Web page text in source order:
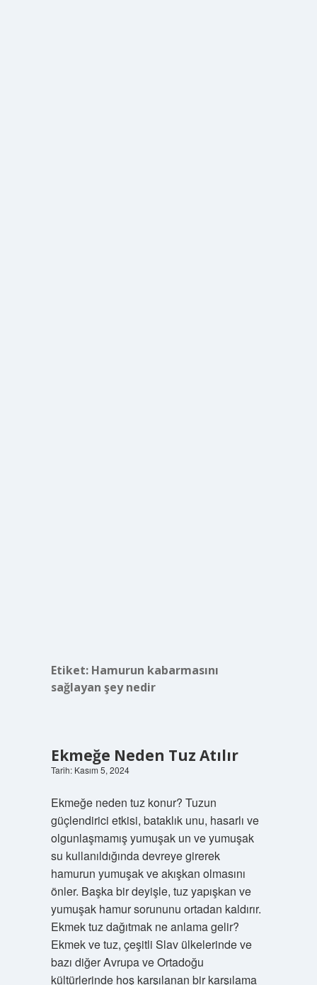
Etiket: Hamurun kabarmasını
sağlayan şey nedir
Ekmeğe Neden Tuz Atılır
Tarih: Kasım 5, 2024
Ekmeğe neden tuz konur? Tuzun
güçlendirici etkisi, bataklık unu, hasarlı ve
olgunlaşmamış yumuşak un ve yumuşak
su kullanıldığında devreye girerek
hamurun yumuşak ve akışkan olmasını
önler. Başka bir deyişle, tuz yapışkan ve
yumuşak hamur sorununu ortadan kaldırır.
Ekmek tuz dağıtmak ne anlama gelir?
Ekmek ve tuz, çeşitli Slav ülkelerinde ve
bazı diğer Avrupa ve Ortadoğu
kültürlerinde hoş karşılanan bir karşılama